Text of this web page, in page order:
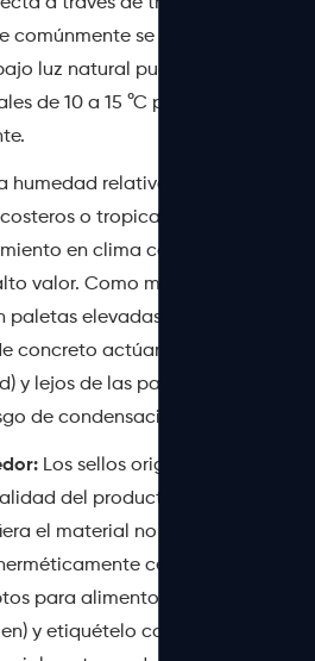
comúnmente se pasa por alto:
luz natural pueden alcanzar
de 10 a 15 °C por encima de
humedad relativa por debajo
o tropicales húmedos,
en clima controlado para
valor. Como mínimo,
elevadas al menos a 15
concreto actúan como
y lejos de las paredes
de condensación es mayor.
Los sellos originales de
del producto. Una vez
el material no utilizado a un
cerrado (los
para alimentos con tapas
y etiquételo con la fecha de